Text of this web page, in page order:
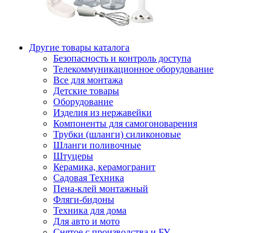
Другие товары каталога
Безопасность и контроль доступа
Телекоммуникационное оборудование
Все для монтажа
Детские товары
Оборудование
Изделия из нержавейки
Компоненты для самогоноварения
Трубки (шланги) силиконовые
Шланги поливочные
Штуцеры
Керамика, керамогранит
Садовая Техника
Пена-клей монтажный
Фляги-бидоны
Техника для дома
Для авто и мото